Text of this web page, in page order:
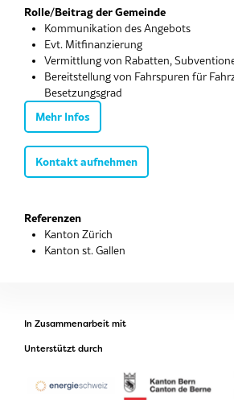
Rolle/Beitrag der Gemeinde
Kommunikation des Angebots
Evt. Mitfinanzierung
Vermittlung von Rabatten,
Bereitstellung von Fahrspuren für
Besetzungsgrad
Mehr Infos
Kontakt aufnehmen
Referenzen
Kanton Zürich
Kanton st. Gallen
In Zusammenarbeit mit
Unterstützt durch